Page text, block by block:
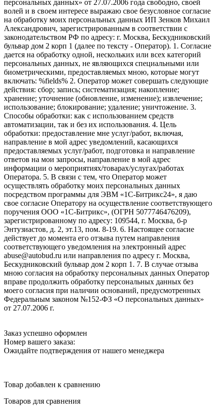
персональных данных» от 27.07.2006 года свободно, своей
волей и в своем интересе выражаю свое безусловное согласие
на обработку моих персональных данных ИП Зенков Михаил
Александрович, зарегистрированным в соответствии с
законодательством РФ по адресу: г. Москва, Бескудниковский
бульвар дом 2 корп 1 (далее по тексту - Оператор). 1. Согласие
дается на обработку одной, нескольких или всех категорий
персональных данных, не являющихся специальными или
биометрическими, предоставляемых мною, которые могут
включать: %fields% 2. Оператор может совершать следующие
действия: сбор; запись; систематизация; накопление;
хранение; уточнение (обновление, изменение); извлечение;
использование; блокирование; удаление; уничтожение. 3.
Способы обработки: как с использованием средств
автоматизации, так и без их использования. 4. Цель
обработки: предоставление мне услуг/работ, включая,
направление в мой адрес уведомлений, касающихся
предоставляемых услуг/работ, подготовка и направление
ответов на мои запросы, направление в мой адрес
информации о мероприятиях/товарах/услугах/работах
Оператора. 5. В связи с тем, что Оператор может
осуществлять обработку моих персональных данных
посредством программы для ЭВМ «1С-Битрикс24», я даю
свое согласие Оператору на осуществление соответствующего
поручения ООО «1С-Битрикс», (ОГРН 5077746476209),
зарегистрированному по адресу: 109544, г. Москва, б-р
Энтузиастов, д. 2, эт.13, пом. 8-19. 6. Настоящее согласие
действует до момента его отзыва путем направления
соответствующего уведомления на электронный адрес
abuse@autobud.ru или направления по адресу г. Москва,
Бескудниковский бульвар дом 2 корп 1. 7. В случае отзыва
мною согласия на обработку персональных данных Оператор
вправе продолжить обработку персональных данных без
моего согласия при наличии оснований, предусмотренных
Федеральным законом №152-ФЗ «О персональных данных»
от 27.07.2006 г.
Заказ успешно оформлен
Номер вашего заказа:
Ожидайте подтверждения от нашего менеджера
Товар добавлен к сравнению
Товаров для сравнения